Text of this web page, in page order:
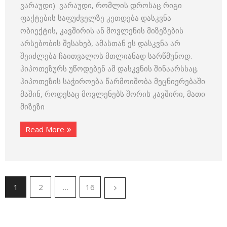
ვარაუდი) ვარაუდი, რომლის დროსაც რიგი
ფაქტების საფუძველზე კეთდება დასკვნა
ობიექტის, კავშირის ან მოვლენის მიზეზების
არსებობის შესახებ, ამასთან ეს დასკვნა არ
შეიძლება ჩაითვალოს მთლიანად სარწმუნოდ.
ჰიპოთეზურს უწოდებენ ამ დასკვნის შინაარსსაც.
ჰიპოთეზის საჭიროება წარმოიშობა მეცნიერებაში
მაშინ, როდესაც მოვლენებს შორის კავშირი, მათი
მიზეზი
Read More
1 2 … 16